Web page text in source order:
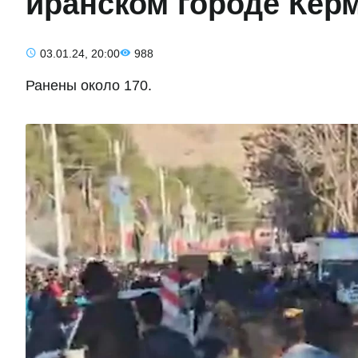
03.01.24, 20:00 988
Ранены около 170.